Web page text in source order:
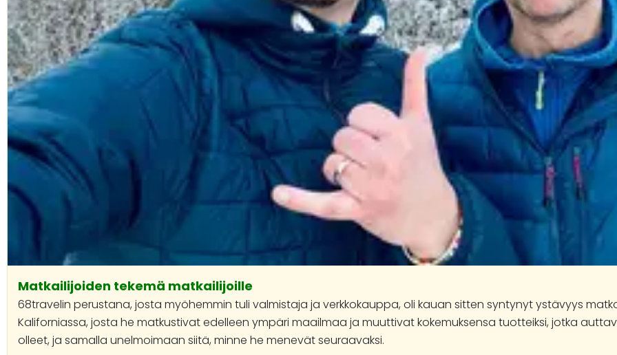
Matkailijoiden tekemä matkailijoille
68travelin perustana, josta myöhemmin tuli valmistaja ja verkkokauppa, oli kauan sitten syntynyt ystävyys
Kaliforniassa, josta he matkustivat edelleen ympäri maailmaa ja muuttivat kokemuksensa tuotteiksi, jotka
olleet, ja samalla unelmoimaan siitä, minne he menevät seuraavaksi.